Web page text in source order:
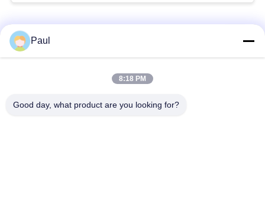
Λαϊκή κατηγορία
Σκληραίνοντας
Paul
8:18 PM
Good day, what product are you looking for?